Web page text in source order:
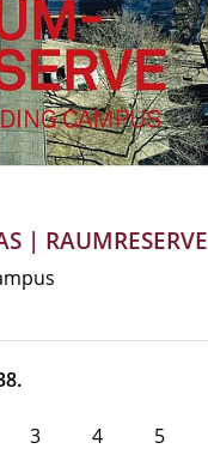
| RAUMRESERVE
3 4 5